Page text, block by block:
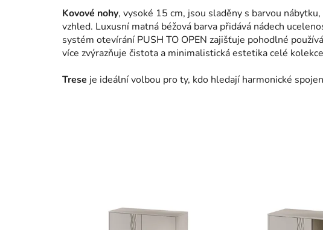
Kovové nohy, vysoké 15 cm, jsou sladěny s barvou
vzhled. Luxusní matná béžová barva přidává nádech
systém otevírání PUSH TO OPEN zajišťuje pohodlné
více zvýrazňuje čistota a minimalistická estetika celé
Trese je ideální volbou pro ty, kdo hledají harmonické